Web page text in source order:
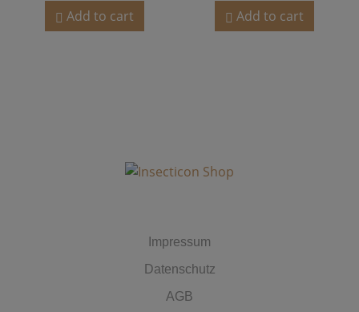
Add to cart Add to cart
Impressum
Datenschutz
AGB